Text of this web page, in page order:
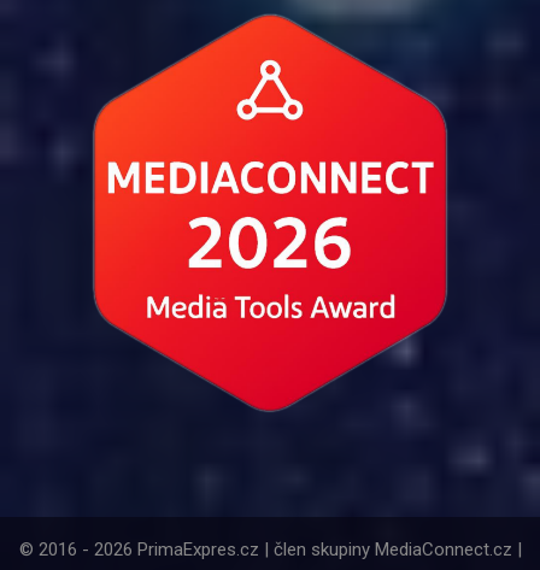
© 2016 - 2026 PrimaExpres.cz | člen skupiny MediaConnect.cz |